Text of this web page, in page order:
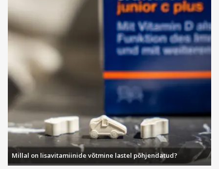
Millal on lisavitamiinide võtmine lastel põhjendatud?